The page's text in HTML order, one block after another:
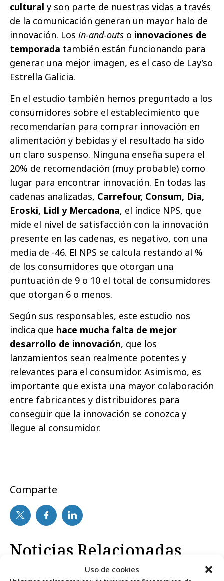
Uso de cookies
cultural y son parte de nuestras vidas a través
de la comunicación generan un mayor halo de
innovación. Los in-and-outs o innovaciones de
temporada también están funcionando para
generar una mejor imagen, es el caso de Lay’so
Estrella Galicia.
En el estudio también hemos preguntado a los
consumidores sobre el establecimiento que
recomendarían para comprar innovación en
alimentación y bebidas y el resultado ha sido
un claro suspenso. Ninguna enseña supera el
20% de recomendación (muy probable) como
lugar para encontrar innovación. En todas las
cadenas analizadas, Carrefour, Consum, Dia,
Eroski, Lidl y Mercadona, el índice NPS, que
mide el nivel de satisfacción con la innovación
presente en las cadenas, es negativo, con una
media de -46. El NPS se calcula restando al %
de los consumidores que otorgan una
puntuación de 9 o 10 el total de consumidores
que otorgan 6 o menos.
Según sus responsables, este estudio nos
indica que hace mucha falta de mejor
desarrollo de innovación, que los
lanzamientos sean realmente potentes y
relevantes para el consumidor. Asimismo, es
importante que exista una mayor colaboración
entre fabricantes y distribuidores para
conseguir que la innovación se conozca y
llegue al consumidor.
Comparte
Noticias Relacionadas